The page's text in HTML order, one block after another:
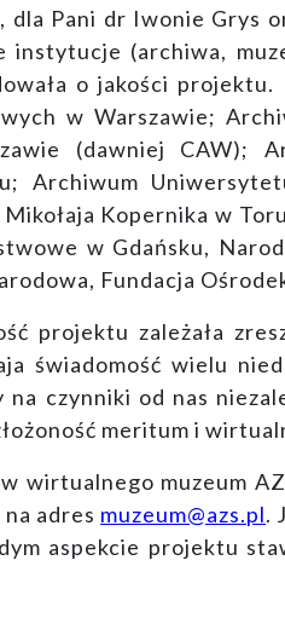
dla Pani dr Iwonie Grys
instytucje (archiwa,
o jakości
w Warszawie;
(dawniej CAW);
Archiwum
Kopernika w
w Gdańsku,
Fundacja
projektu zależała
świadomość wielu
na czynniki od nas
meritum i
wirtualnego muzeum
adres muzeum@azs.pl.
aspekcie projektu